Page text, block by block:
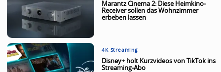
Marantz Cinema 2: Diese Heimkino-
Receiver sollen das Wohnzimmer
erbeben lassen
4K Streaming
Disney+ holt Kurzvideos von TikTok ins
Streaming-Abo